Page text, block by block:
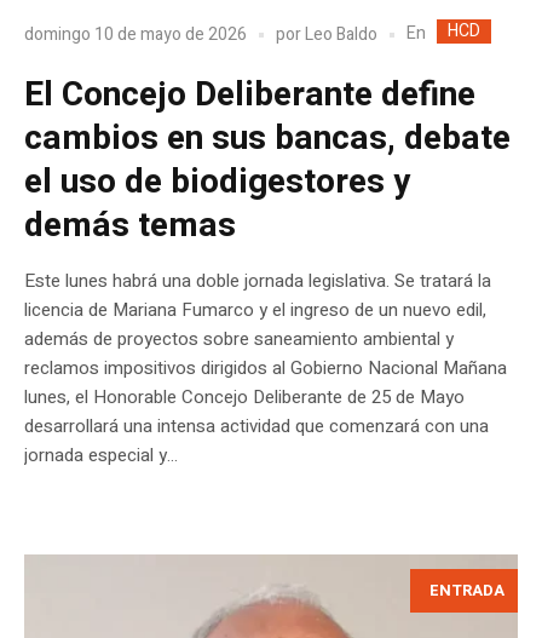
domingo 10 de mayo de 2026 porLeo Baldo En HCD
El Concejo Deliberante define
cambios en sus bancas, debate
el uso de biodigestores y
demás temas
Este lunes habrá una doble jornada legislativa. Se tratará la
licencia de Mariana Fumarco y el ingreso de un nuevo edil,
además de proyectos sobre saneamiento ambiental y
reclamos impositivos dirigidos al Gobierno Nacional Mañana
lunes, el Honorable Concejo Deliberante de 25 de Mayo
desarrollará una intensa actividad que comenzará con una
jornada especial y...
ENTRADA